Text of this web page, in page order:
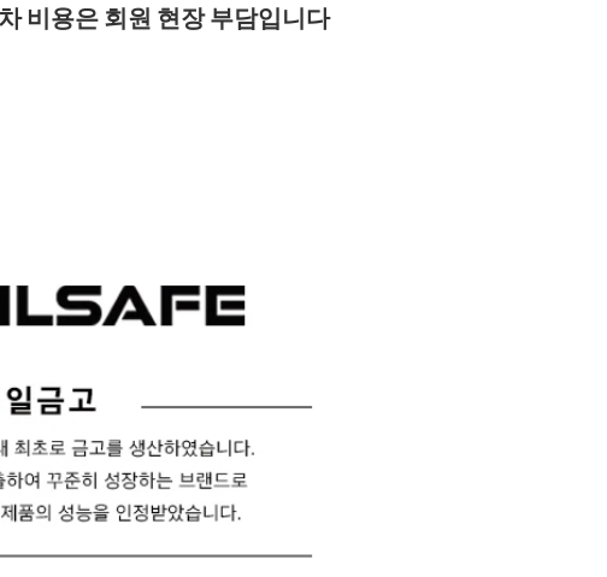
비용은 회원 현장 부담입니다